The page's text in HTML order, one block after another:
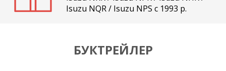
Isuzu NQR / Isuzu NPS c 1993 р.
БУКТРЕЙЛЕР